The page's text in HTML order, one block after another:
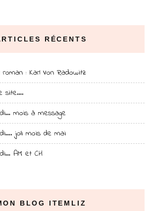
RÉCENTS
: Karl Von Radowitz
site….
mois à message
joli mois de mai
AM et CH
BLOG ITEMLIZ